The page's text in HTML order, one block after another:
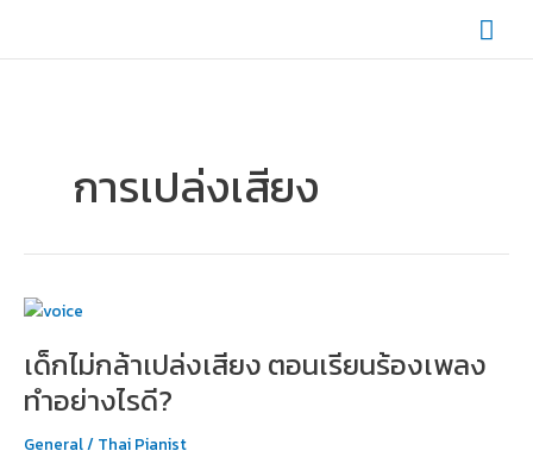
content
การเปล่งเสียง
เด็กไม่กล้าเปล่งเสียง ตอนเรียนร้องเพลง
ทำอย่างไรดี?
General/ Thai Pianist
เด็ก
กล้า
เปล่ง
เสียง
ตอน